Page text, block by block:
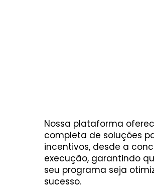
Nossa plataforma
completa de soluções
incentivos, desde a
execução, garantindo
seu programa seja
sucesso.